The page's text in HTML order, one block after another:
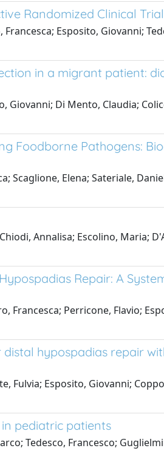
Randomized Clinical Trial
Esposito, Giovanni;
in a migrant patient:
Di Mento, Claudia;
Foodborne Pathogens:
Elena; Sateriale,
Annalisa; Escolino, Maria;
Repair: A
Francesca; Perricone, Flavio;
hypospadias repair
Fulvia; Esposito, Giovanni;
pediatric patients
Tedesco, Francesco;